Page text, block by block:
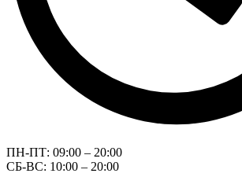
ПН-ПТ: 09:00 – 20:00
СБ-ВС: 10:00 – 20:00